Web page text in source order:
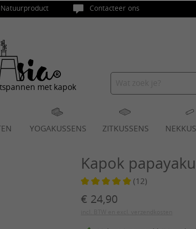
Natuurproduct
Contacteer ons
met kapok
YOGAKUSSENS ZITKUSSENS
Kapok
Gemiddelde waardering van 5
(12)
€ 24,90